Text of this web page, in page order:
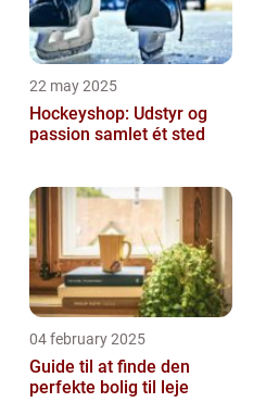
22 may 2025
Hockeyshop: Udstyr og
passion samlet ét sted
04 february 2025
Guide til at finde den
perfekte bolig til leje